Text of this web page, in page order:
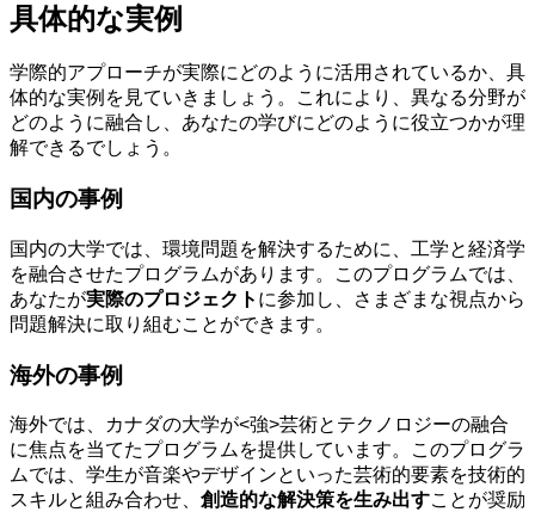
具体的な実例
学際的アプローチが実際にどのように活用されているか、具
体的な実例を見ていきましょう。これにより、異なる分野が
どのように融合し、あなたの学びにどのように役立つかが理
解できるでしょう。
国内の事例
国内の大学では、環境問題を解決するために、工学と経済学
を融合させたプログラムがあります。このプログラムでは、
あなたが実際のプロジェクト に参加し、さまざまな視点から
問題解決に取り組むことができます。
海外の事例
海外では、カナダの大学が<強>芸術とテクノロジーの融合
に焦点を当てたプログラムを提供しています。このプログラ
ムでは、学生が音楽やデザインといった芸術的要素を技術的
スキルと組み合わせ、 創造的な解決策を生み出すことが奨励